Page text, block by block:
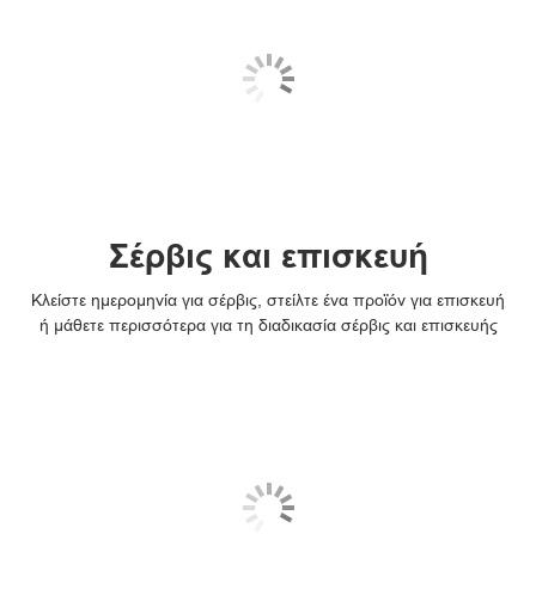
Σέρβις και επισκευή
Κλείστε ημερομηνία για σέρβις, στείλτε ένα προϊόν για επισκευή
ή μάθετε περισσότερα για τη διαδικασία σέρβις και επισκευής